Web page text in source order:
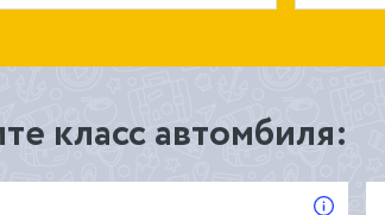
класс автомбиля: